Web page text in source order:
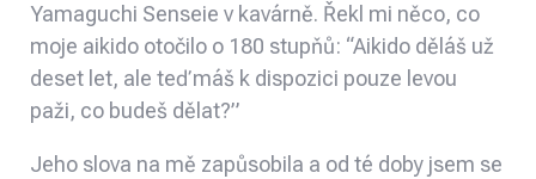
Yamaguchi Senseie v kavárně. Řekl mi něco, co
moje aikido otočilo o 180 stupňů: “Aikido děláš už
deset let, ale teď máš k dispozici pouze levou
paži, co budeš dělat?”
Jeho slova na mě zapůsobila a od té doby jsem se